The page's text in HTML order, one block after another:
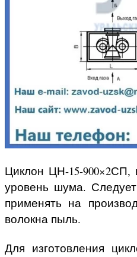
Циклон ЦН-15-900×2СП,
уровень шума.
применять на
волокна пыль.
Для изготовления